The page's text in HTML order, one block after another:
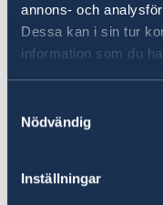
annons- och
Dessa kan i sin tur
information som du
Nödvändig
Inställningar
If you cannot or
you are to
in person at the
Read more about
How to apply for